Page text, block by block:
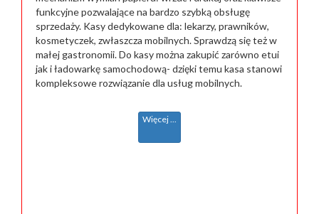
funkcyjne pozwalające na bardzo szybką obsługę
sprzedaży. Kasy dedykowane dla: lekarzy, prawników,
kosmetyczek, zwłaszcza mobilnych. Sprawdzą się też w
małej gastronomii. Do kasy można zakupić zarówno etui
jak i ładowarkę samochodową- dzięki temu kasa stanowi
kompleksowe rozwiązanie dla usług mobilnych.
Więcej ...